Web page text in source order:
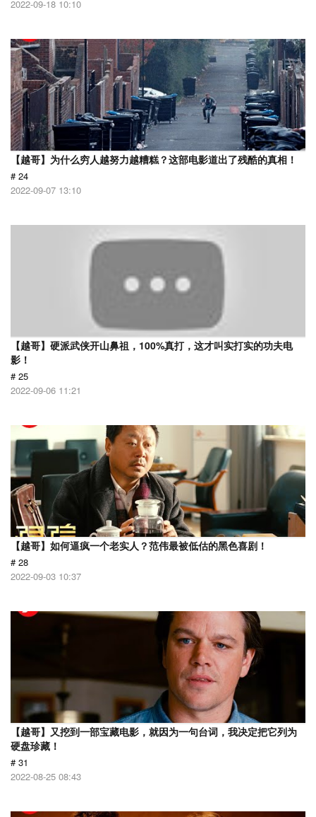
2022-09-18 10:10
【越哥】为什么穷人越努力越糟糕？这部电影道出了残酷的真相！
# 24
2022-09-07 13:10
【越哥】硬派武侠开山鼻祖，100%真打，这才叫实打实的功夫电
影！
# 25
2022-09-06 11:21
【越哥】如何逼疯一个老实人？范伟最被低估的黑色喜剧！
# 28
2022-09-03 10:37
【越哥】又挖到一部宝藏电影，就因为一句台词，我决定把它列为
硬盘珍藏！
# 31
2022-08-25 08:43